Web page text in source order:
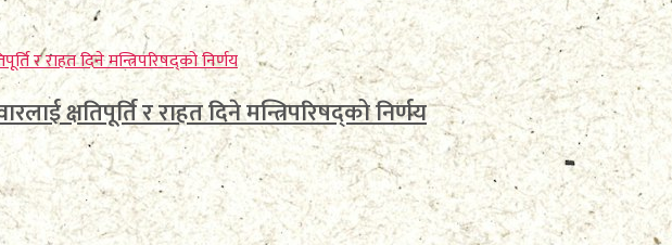
क्षतिपूर्ति र राहत दिने मन्त्रिपरिषद्को निर्णय